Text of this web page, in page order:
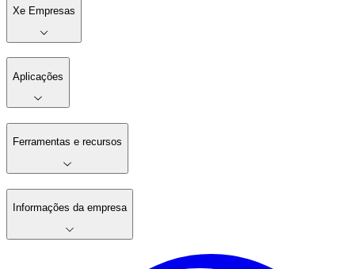
Xe Empresas
Aplicações
Ferramentas e recursos
Informações da empresa